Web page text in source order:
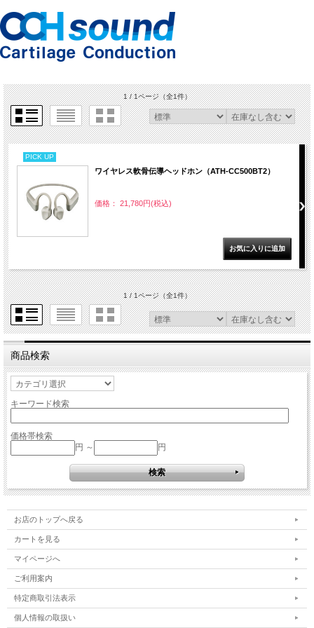
1 / 1ページ（全1件）
PICK UP
ワイヤレス軟骨伝導ヘッドホン（ATH-CC500BT2）
価格： 21,780円(税込)
1 / 1ページ（全1件）
商品検索
キーワード検索
価格帯検索
円 ～
円
お店のトップへ戻る
カートを見る
マイページへ
ご利用案内
特定商取引法表示
個人情報の取扱い